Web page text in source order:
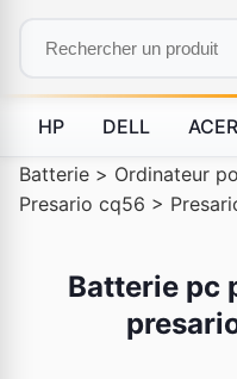
HP DELL ACER
Batterie > Ordinateur
Presario cq56 >
Batterie pc